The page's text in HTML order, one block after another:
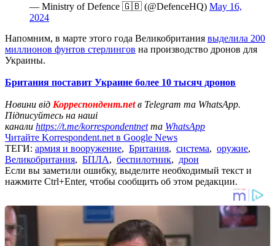
— Ministry of Defence 🇬🇧 (@DefenceHQ) May 16,
2024
Напомним, в марте этого года Великобритания выделила 200
миллионов фунтов стерлингов на производство дронов для
Украины.
Британия поставит Украине более 10 тысяч дронов
Новини від Корреспондент.netв Telegram та WhatsApp.
Підписуйтесь на наші
канали https://t.me/korrespondentnetта WhatsApp
Читайте Korrespondent.net в Google News
ТЕГИ: армия и вооружение, Британия, система, оружие,
Великобритания, БПЛА, беспилотник, дрон
Если вы заметили ошибку, выделите необходимый текст и
нажмите Ctrl+Enter, чтобы сообщить об этом редакции.